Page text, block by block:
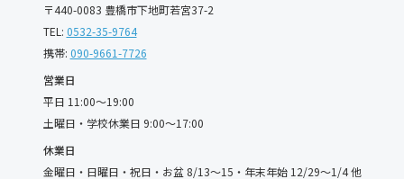
〒440-0083 豊橋市下地町若宮37-2
TEL: 0532-35-9764
携帯: 090-9661-7726
営業日
平日 11:00〜19:00
土曜日・学校休業日 9:00〜17:00
休業日
金曜日・日曜日・祝日・お盆 8/13〜15・年末年始 12/29〜1/4 他